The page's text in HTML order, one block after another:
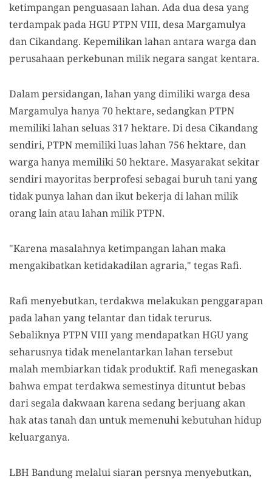
ketimpangan penguasaan lahan. Ada dua desa yang
terdampak pada HGU PTPN VIII, desa Margamulya
dan Cikandang. Kepemilikan lahan antara warga dan
perusahaan perkebunan milik negara sangat kentara.
Dalam persidangan, lahan yang dimiliki warga desa
Margamulya hanya 70 hektare, sedangkan PTPN
memiliki lahan seluas 317 hektare. Di desa Cikandang
sendiri, PTPN memiliki luas lahan 756 hektare, dan
warga hanya memiliki 50 hektare. Masyarakat sekitar
sendiri mayoritas berprofesi sebagai buruh tani yang
tidak punya lahan dan ikut bekerja di lahan milik
orang lain atau lahan milik PTPN.
"Karena masalahnya ketimpangan lahan maka
mengakibatkan ketidakadilan agraria," tegas Rafi.
Rafi menyebutkan, terdakwa melakukan penggarapan
pada lahan yang telantar dan tidak terurus.
Sebaliknya PTPN VIII yang mendapatkan HGU yang
seharusnya tidak menelantarkan lahan tersebut
malah membiarkan tidak produktif. Rafi menegaskan
bahwa empat terdakwa semestinya dituntut bebas
dari segala dakwaan karena sedang berjuang akan
hak atas tanah dan untuk memenuhi kebutuhan hidup
keluarganya.
LBH Bandung melalui siaran persnya menyebutkan,